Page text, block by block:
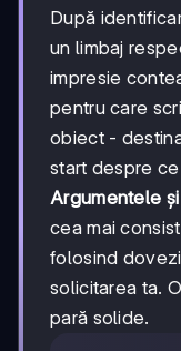
După
un limbaj
impresie
pentru care
obiect -
start despre
Argumentele
cea mai
folosind
solicitarea ta.
pară solide.